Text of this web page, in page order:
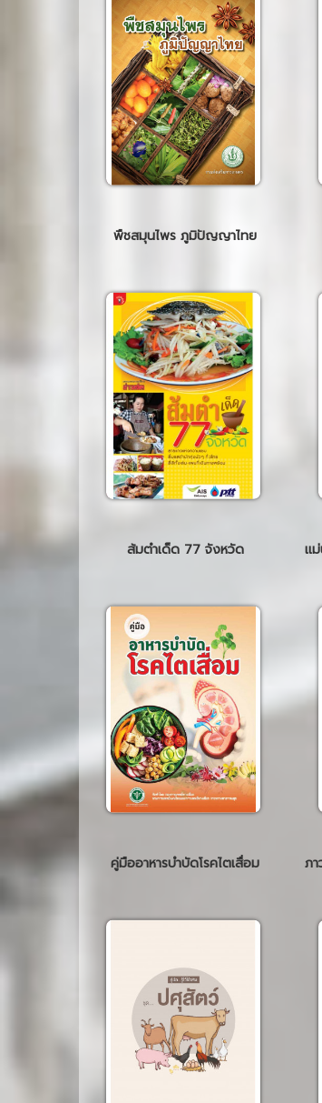
พืชสมุนไพร ภูมิปัญญาไทย
ส้มตำเด็ด 77 จังหวัด
คู่มืออาหารบำบัดโรคไตเสื่อม